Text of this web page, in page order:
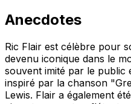
Anecdotes
Ric Flair est célèbre pour
devenu iconique dans le
souvent imité par le public
inspiré par la chanson
Lewis. Flair a également